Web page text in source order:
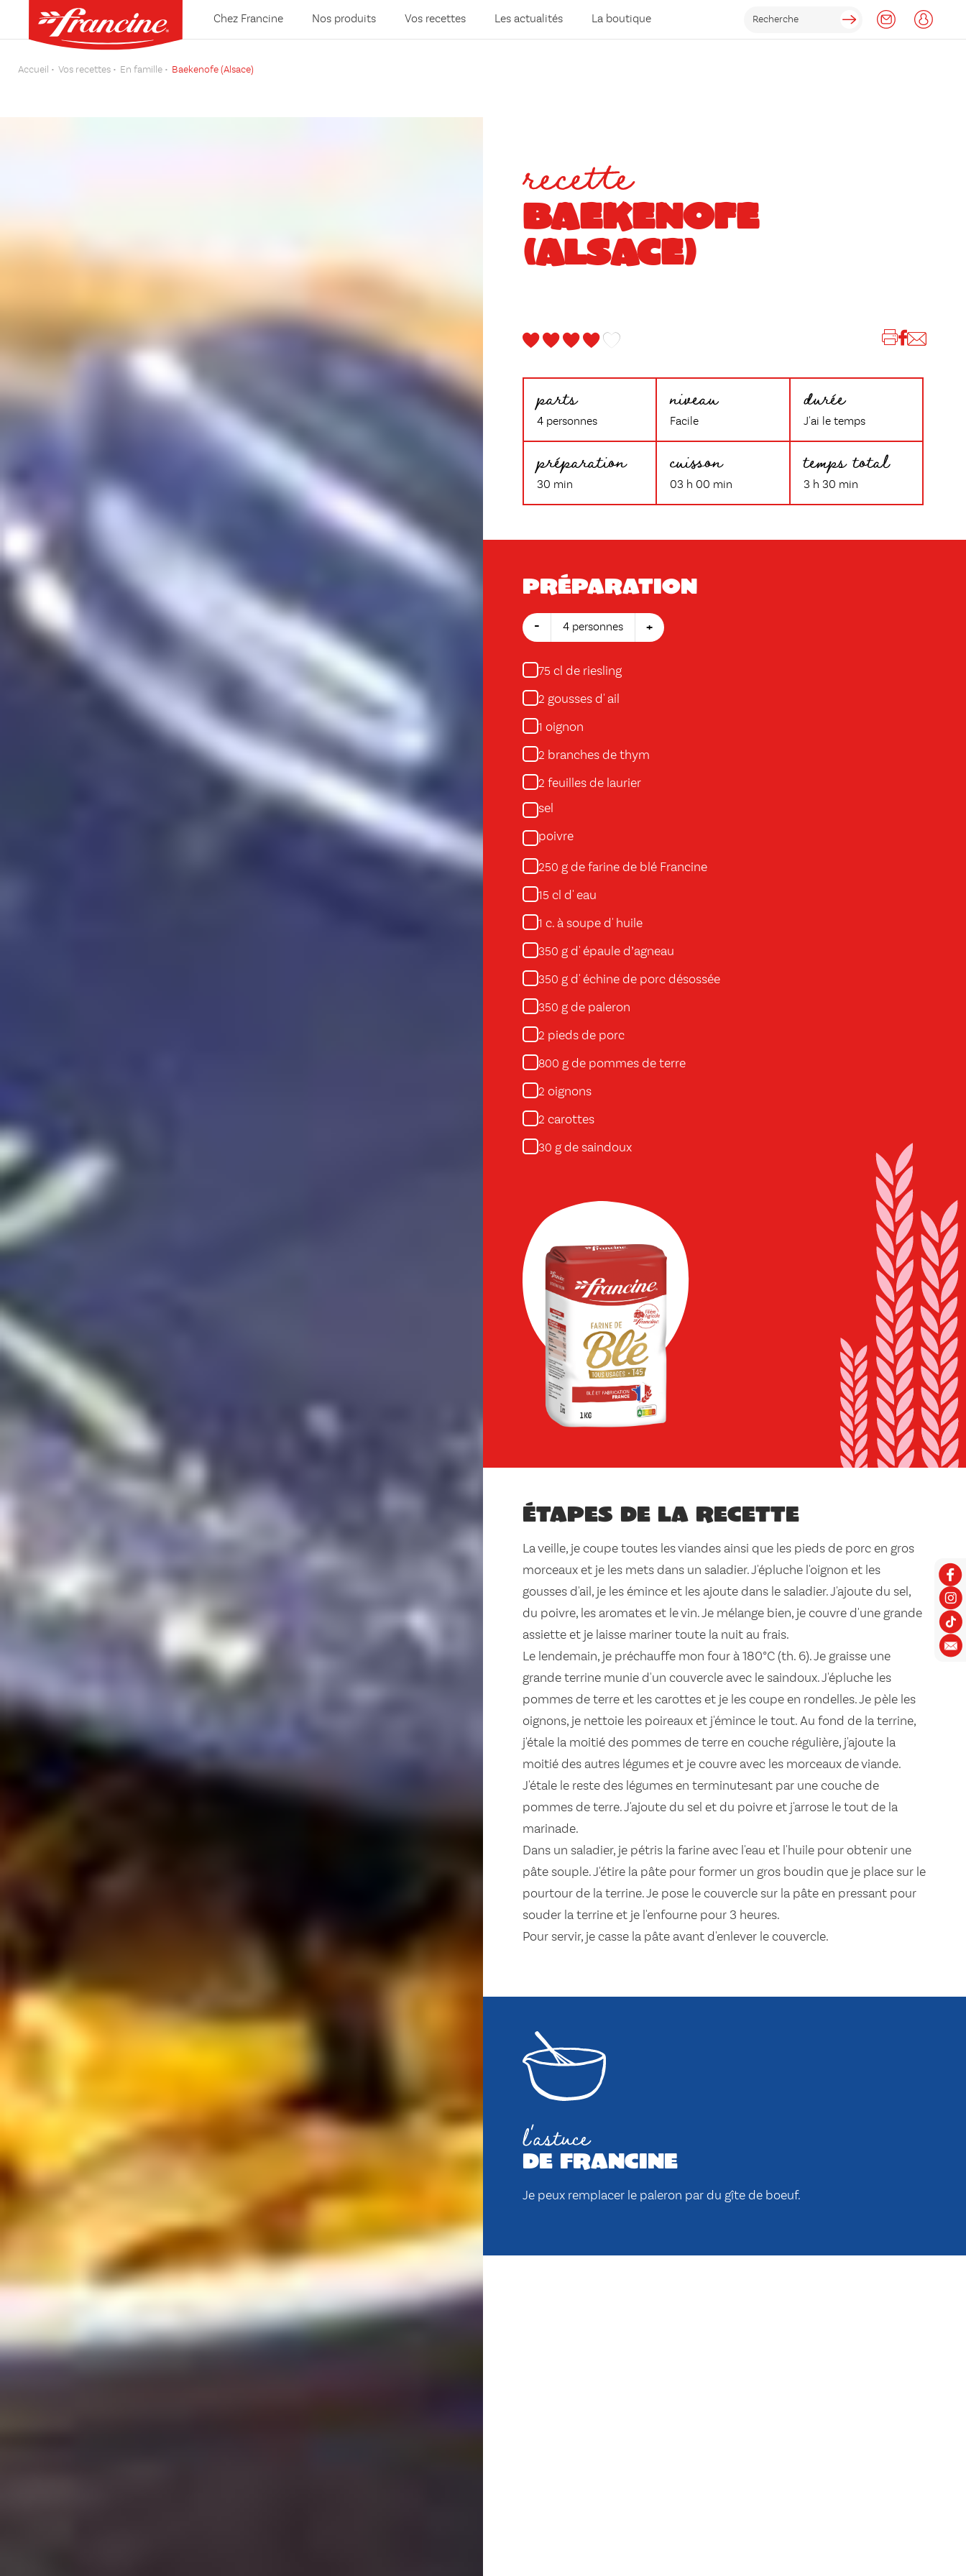
Chez Francine Nos produits Vos recettes Les actualités La boutique
Accueil Vos recettes En famille Baekenofe (Alsace)
recette
BAEKENOFE
(ALSACE)
parts
4 personnes
niveau
Facile
durée
J'ai le temps
préparation
30 min
cuisson
03 h 00 min
temps total
3 h 30 min
Préparation
- 4 personnes +
75 cl de riesling
2 gousses d' ail
1 oignon
2 branches de thym
2 feuilles de laurier
sel
poivre
250 g de farine de blé Francine
15 cl d' eau
1 c. à soupe d' huile
350 g d' épaule d’agneau
350 g d' échine de porc désossée
350 g de paleron
2 pieds de porc
800 g de pommes de terre
2 oignons
2 carottes
30 g de saindoux
Étapes de la recette
La veille, je coupe toutes les viandes ainsi que les pieds de porc en gros
morceaux et je les mets dans un saladier. J'épluche l'oignon et les
gousses d'ail, je les émince et les ajoute dans le saladier. J'ajoute du sel,
du poivre, les aromates et le vin. Je mélange bien, je couvre d'une grande
assiette et je laisse mariner toute la nuit au frais.
Le lendemain, je préchauffe mon four à 180°C (th. 6). Je graisse une
grande terrine munie d'un couvercle avec le saindoux. J'épluche les
pommes de terre et les carottes et je les coupe en rondelles. Je pèle les
oignons, je nettoie les poireaux et j'émince le tout. Au fond de la terrine,
j'étale la moitié des pommes de terre en couche régulière, j'ajoute la
moitié des autres légumes et je couvre avec les morceaux de viande.
J'étale le reste des légumes en terminutesant par une couche de
pommes de terre. J'ajoute du sel et du poivre et j'arrose le tout de la
marinade.
Dans un saladier, je pétris la farine avec l'eau et l'huile pour obtenir une
pâte souple. J'étire la pâte pour former un gros boudin que je place sur le
pourtour de la terrine. Je pose le couvercle sur la pâte en pressant pour
souder la terrine et je l'enfourne pour 3 heures.
Pour servir, je casse la pâte avant d'enlever le couvercle.
l'astuce
de francine
Je peux remplacer le paleron par du gîte de boeuf.